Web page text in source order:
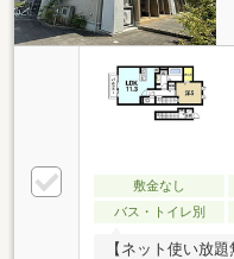
敷金なし
バス・トイレ別
【ネット使い放